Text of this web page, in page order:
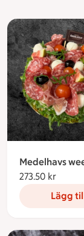
Medelhavs
273.50 kr
Lägg